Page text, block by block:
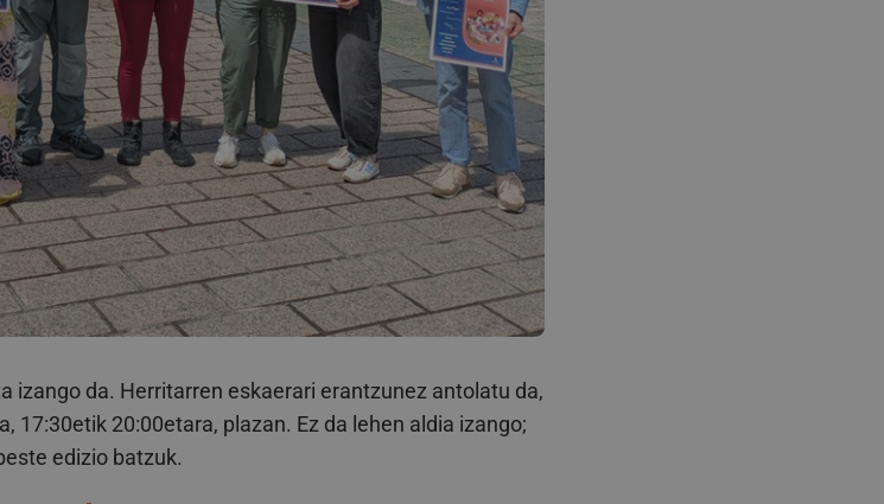
izango da. Herritarren eskaerari erantzunez antolatu da,
17:30etik 20:00etara, plazan. Ez da lehen aldia izango;
edizio batzuk.